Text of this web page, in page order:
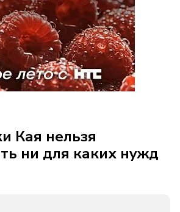
Кая нельзя
ни для каких нужд